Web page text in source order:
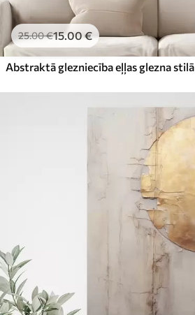
25.00€15.00€
Abstraktā glezniecība eļļas glezna stilā